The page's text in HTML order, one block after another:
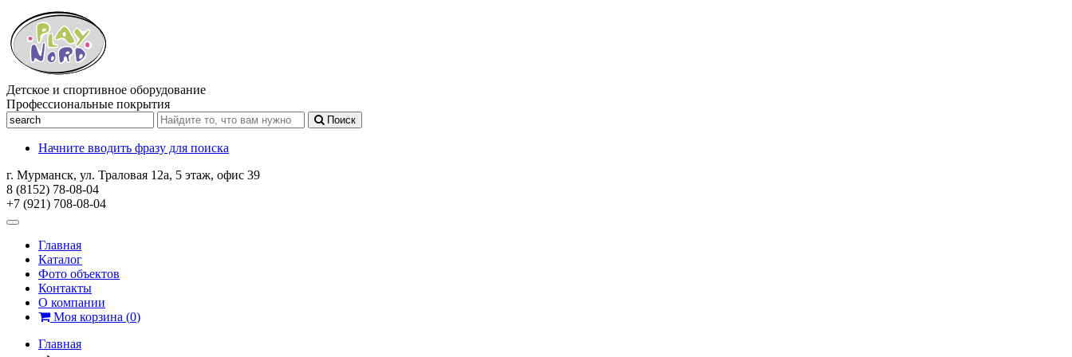
Детское и спортивное оборудование
Профессиональные покрытия
Поиск
Начните вводить фразу для поиска
г. Мурманск, ул. Траловая 12а, 5 этаж, офис 39
8 (8152) 78-08-04
+7 (921) 708-08-04
Главная
Каталог
Фото объектов
Контакты
О компании
Моя корзина (0)
Главная